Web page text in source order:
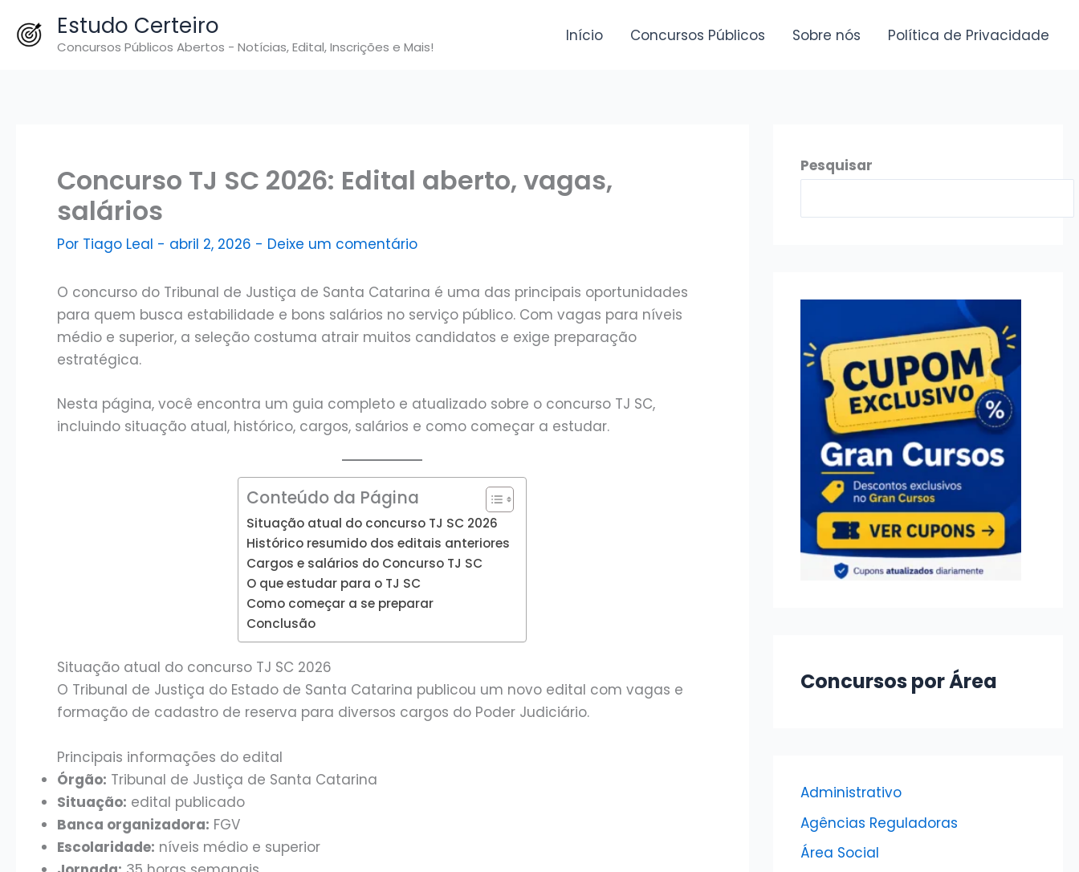
para
Estudo Certeiro
Concursos Públicos Abertos - Notícias, Edital, Inscrições e Mais!
Início Concursos Públicos Sobre nós Política de Privacidade
Concurso TJ SC 2026: Edital aberto, vagas,
salários
Por Tiago Leal - abril 2, 2026 - Deixe um comentário
O concurso do Tribunal de Justiça de Santa Catarina é uma das principais oportunidades
para quem busca estabilidade e bons salários no serviço público. Com vagas para níveis
médio e superior, a seleção costuma atrair muitos candidatos e exige preparação
estratégica.
Nesta página, você encontra um guia completo e atualizado sobre o concurso TJ SC,
incluindo situação atual, histórico, cargos, salários e como começar a estudar.
Conteúdo da Página
Situação atual do concurso TJ SC 2026
Histórico resumido dos editais anteriores
Cargos e salários do Concurso TJ SC
O que estudar para o TJ SC
Como começar a se preparar
Conclusão
Situação atual do concurso TJ SC 2026
O Tribunal de Justiça do Estado de Santa Catarina publicou um novo edital com vagas e
formação de cadastro de reserva para diversos cargos do Poder Judiciário.
Principais informações do edital
Órgão: Tribunal de Justiça de Santa Catarina
Situação: edital publicado
Banca organizadora: FGV
Escolaridade: níveis médio e superior
Pesquisar
Concursos por Área
Administrativo
Agências Reguladoras
Área Social